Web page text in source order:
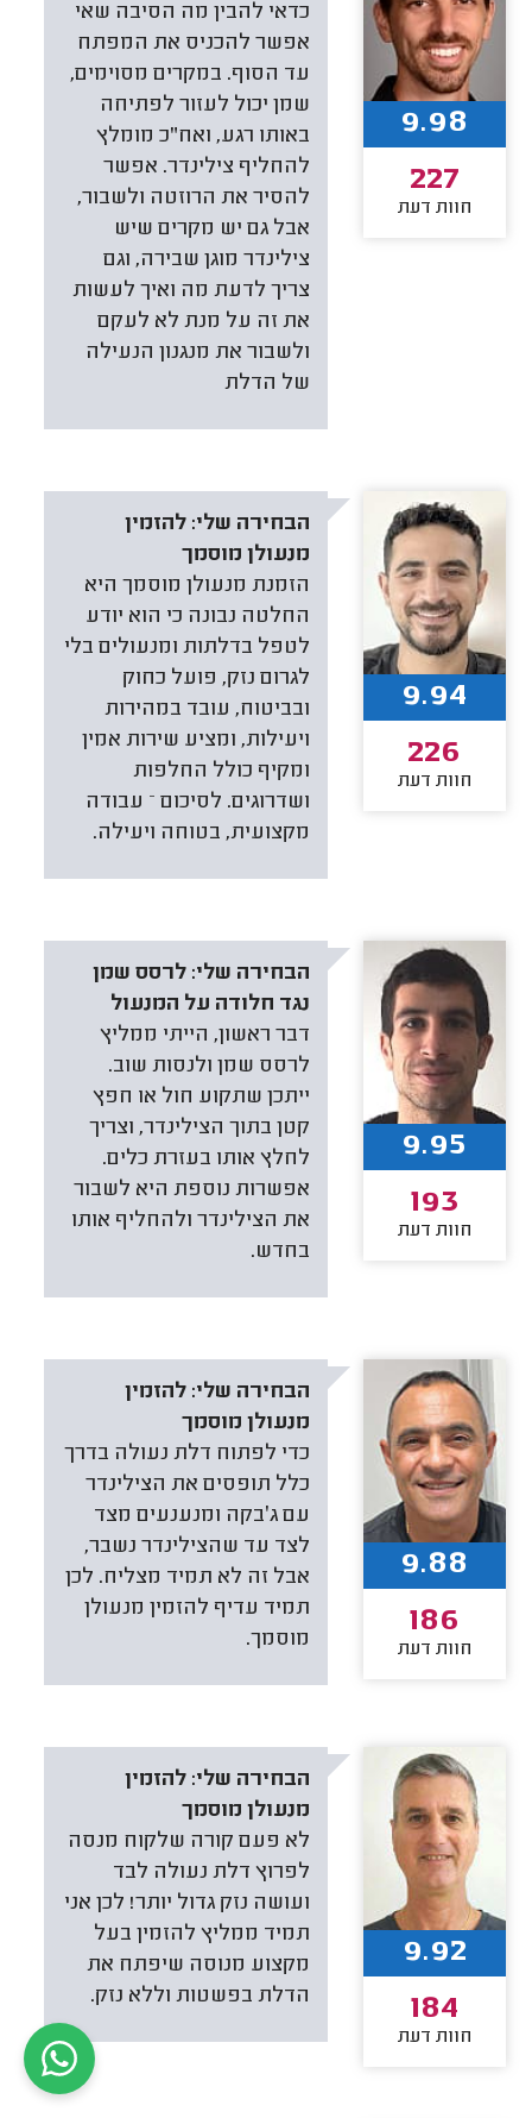
כדאי להבין מה הסיבה שאי
אפשר להכניס את המפתח
עד הסוף. במקרים מסוימים,
שמן יכול לעזור לפתיחה
באותו רגע, ואח"כ מומלץ
להחליף צילינדר. אפשר
להסיר את הרוזטה ולשבור,
אבל גם יש מקרים שיש
צילינדר מוגן שבירה, וגם
צריך לדעת מה ואיך לעשות
את זה על מנת לא לעקם
ולשבור את מנגנון הנעילה
של הדלת
9.98
227
חוות דעת
הבחירה שלי: להזמין
מנעולן מוסמך
הזמנת מנעולן מוסמך היא
החלטה נבונה כי הוא יודע
לטפל בדלתות ומנעולים בלי
לגרום נזק, פועל כחוק
ובביטוח, עובד במהירות
ויעילות, ומציע שירות אמין
ומקיף כולל החלפות
ושדרוגים. לסיכום – עבודה
מקצועית, בטוחה ויעילה.
9.94
226
חוות דעת
הבחירה שלי: לרסס שמן
נגד חלודה על המנעול
דבר ראשון, הייתי ממליץ
לרסס שמן ולנסות שוב.
ייתכן שתקוע חול או חפץ
קטן בתוך הצילינדר, וצריך
לחלץ אותו בעזרת כלים.
אפשרות נוספת היא לשבור
את הצילינדר ולהחליף אותו
בחדש.
9.95
193
חוות דעת
הבחירה שלי: להזמין
מנעולן מוסמך
כדי לפתוח דלת נעולה בדרך
כלל תופסים את הצילינדר
עם ג׳בקה ומנענעים מצד
לצד עד שהצילינדר נשבר,
אבל זה לא תמיד מצליח. לכן
תמיד עדיף להזמין מנעולן
מוסמך.
9.88
186
חוות דעת
הבחירה שלי: להזמין
מנעולן מוסמך
לא פעם קורה שלקוח מנסה
לפרוץ דלת נעולה לבד
ועושה נזק גדול יותר! לכן אני
תמיד ממליץ להזמין בעל
מקצוע מנוסה שיפתח את
הדלת בפשטות וללא נזק.
9.92
184
חוות דעת